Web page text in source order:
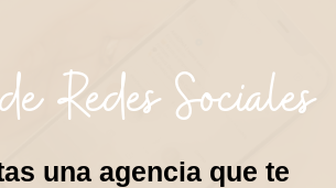
Redes Sociales
una agencia que te